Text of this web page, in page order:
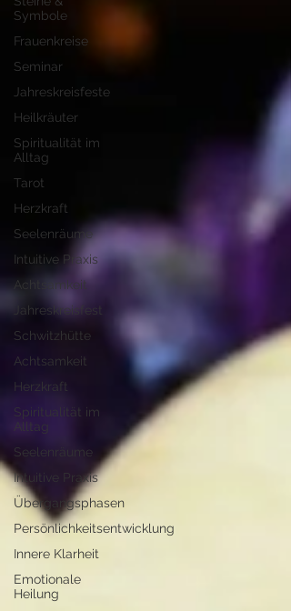
Symbole
Frauenkreise
Seminar
Jahreskreisfeste
Heilkräuter
Spiritualität im
Alltag
Tarot
Herzkraft
Seelenräume
Intuitive Praxis
Achtsamkeit
Jahreskreisfest
Schwitzhütte
Achtsamkeit
Herzkraft
Spiritualität im
Alltag
Seelenräume
Intuitive Praxis
Übergangsphasen
Persönlichkeitsentwicklung
Innere Klarheit
Emotionale
Heilung